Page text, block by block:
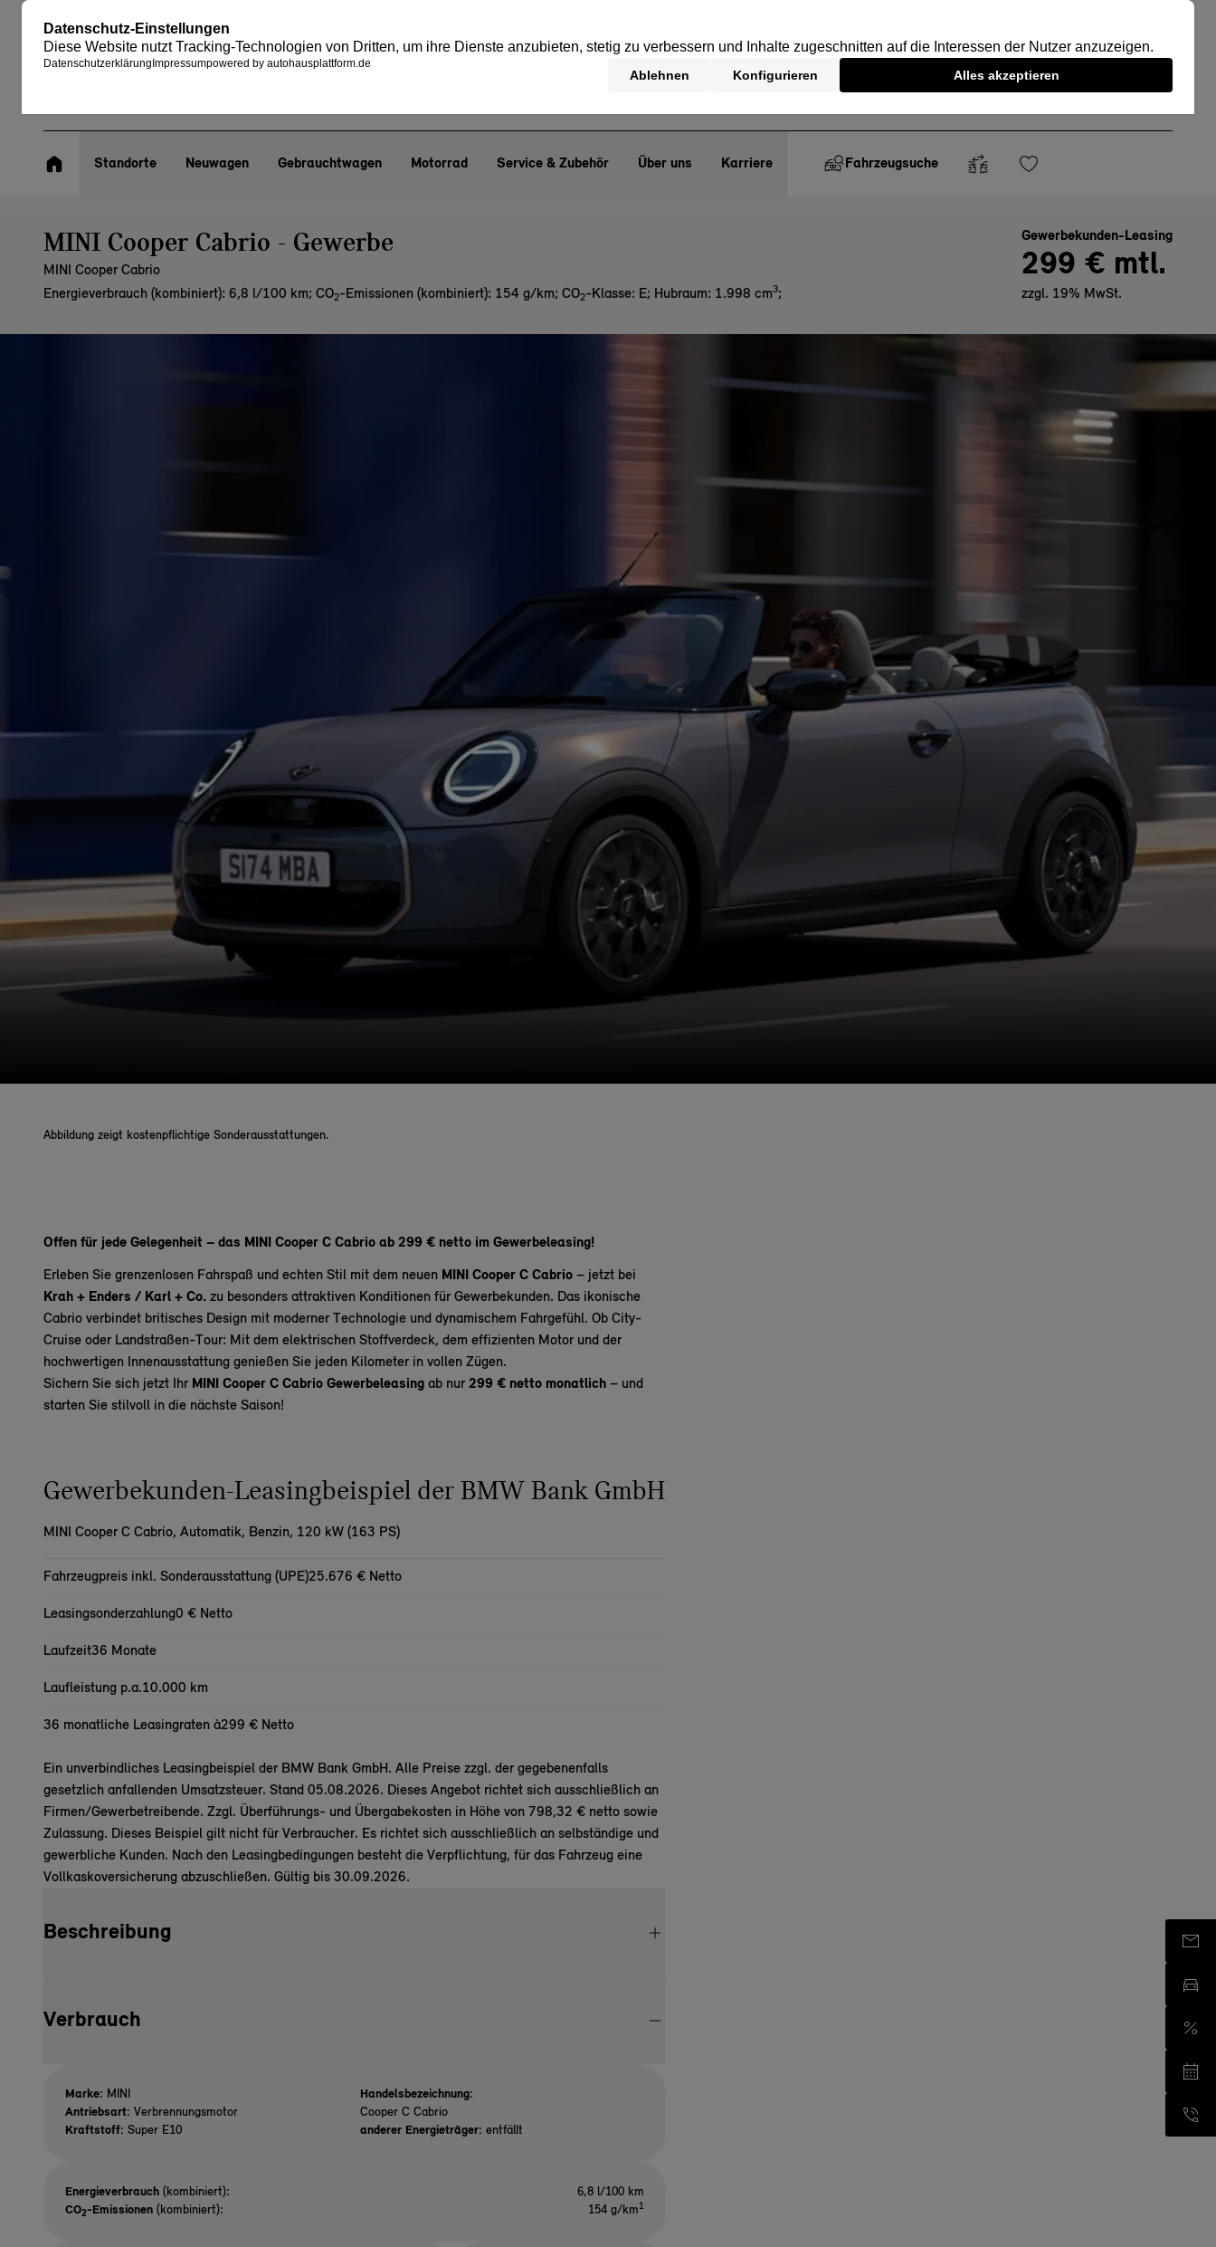
Standorte Neuwagen Gebrauchtwagen Motorrad Service & Zubehör Über uns Karriere Fahrzeugsuche
MINI Cooper Cabrio - Gewerbe
MINI Cooper Cabrio
Energieverbrauch (kombiniert): 6,8 l/100 km; CO2-Emissionen (kombiniert): 154 g/km; CO2-Klasse: E; Hubraum: 1.998 cm3;
Gewerbekunden-Leasing
299 € mtl.
zzgl. 19% MwSt.
Abbildung zeigt kostenpflichtige Sonderausstattungen.
Offen für jede Gelegenheit – das MINI Cooper C Cabrio ab 299 € netto im Gewerbeleasing!
Erleben Sie grenzenlosen Fahrspaß und echten Stil mit dem neuen MINI Cooper C Cabrio – jetzt bei
Krah + Enders / Karl + Co. zu besonders attraktiven Konditionen für Gewerbekunden. Das ikonische
Cabrio verbindet britisches Design mit moderner Technologie und dynamischem Fahrgefühl. Ob City-
Cruise oder Landstraßen-Tour: Mit dem elektrischen Stoffverdeck, dem effizienten Motor und der
hochwertigen Innenausstattung genießen Sie jeden Kilometer in vollen Zügen.
Sichern Sie sich jetzt Ihr MINI Cooper C Cabrio Gewerbeleasing ab nur 299 € netto monatlich – und
starten Sie stilvoll in die nächste Saison!
Gewerbekunden-Leasingbeispiel der BMW Bank GmbH
MINI Cooper C Cabrio, Automatik, Benzin, 120 kW (163 PS)
Fahrzeugpreis inkl. Sonderausstattung (UPE)25.676 € Netto
Leasingsonderzahlung0 € Netto
Laufzeit36 Monate
Laufleistung p.a.10.000 km
36 monatliche Leasingraten à299 € Netto
Ein unverbindliches Leasingbeispiel der BMW Bank GmbH. Alle Preise zzgl. der gegebenenfalls
gesetzlich anfallenden Umsatzsteuer. Stand 05.08.2026. Dieses Angebot richtet sich ausschließlich an
Firmen/Gewerbetreibende. Zzgl. Überführungs- und Übergabekosten in Höhe von 798,32 € netto sowie
Zulassung. Dieses Beispiel gilt nicht für Verbraucher. Es richtet sich ausschließlich an selbständige und
gewerbliche Kunden. Nach den Leasingbedingungen besteht die Verpflichtung, für das Fahrzeug eine
Vollkaskoversicherung abzuschließen. Gültig bis 30.09.2026.
Beschreibung
Verbrauch
Marke: MINI
Antriebsart: Verbrennungsmotor
Kraftstoff: Super E10
Handelsbezeichnung:
Cooper C Cabrio
anderer Energieträger: entfällt
Energieverbrauch (kombiniert):
6,8 l/100 km
CO2-Emissionen (kombiniert): 154 g/km1